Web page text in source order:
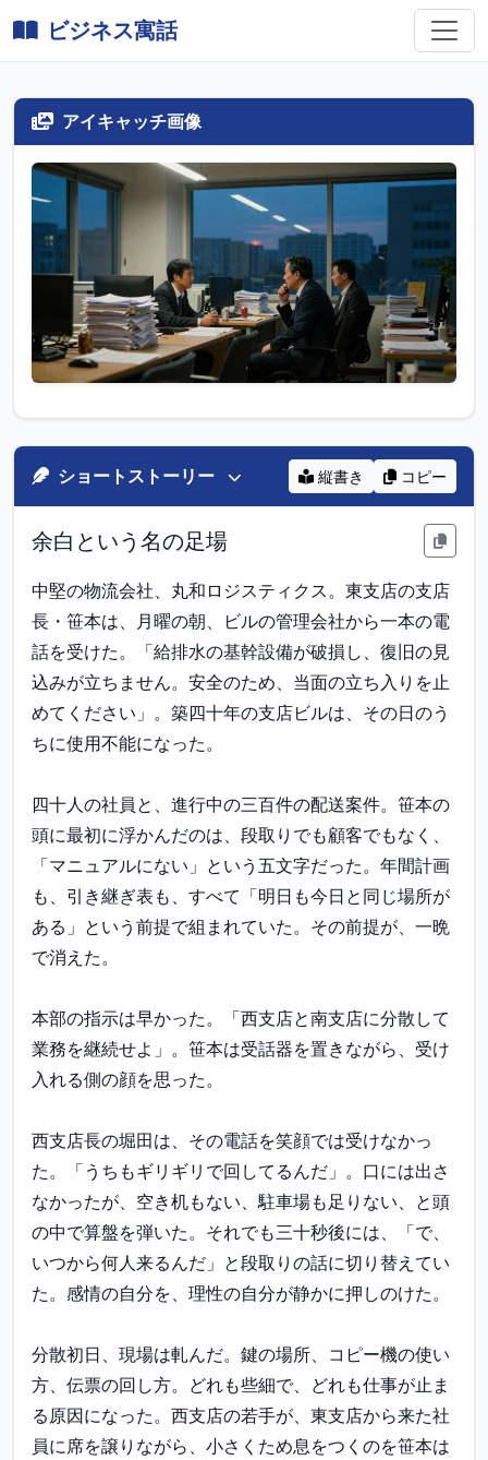
ビジネス寓話
アイキャッチ画像
ショートストーリー 縦書き コピー
余白という名の足場
中堅の物流会社、丸和ロジスティクス。東支店の支店
長・笹本は、月曜の朝、ビルの管理会社から一本の電
話を受けた。「給排水の基幹設備が破損し、復旧の見
込みが立ちません。安全のため、当面の立ち入りを止
めてください」。築四十年の支店ビルは、その日のう
ちに使用不能になった。
四十人の社員と、進行中の三百件の配送案件。笹本の
頭に最初に浮かんだのは、段取りでも顧客でもなく、
「マニュアルにない」という五文字だった。年間計画
も、引き継ぎ表も、すべて「明日も今日と同じ場所が
ある」という前提で組まれていた。その前提が、一晩
で消えた。
本部の指示は早かった。「西支店と南支店に分散して
業務を継続せよ」。笹本は受話器を置きながら、受け
入れる側の顔を思った。
西支店長の堀田は、その電話を笑顔では受けなかっ
た。「うちもギリギリで回してるんだ」。口には出さ
なかったが、空き机もない、駐車場も足りない、と頭
の中で算盤を弾いた。それでも三十秒後には、「で、
いつから何人来るんだ」と段取りの話に切り替えてい
た。感情の自分を、理性の自分が静かに押しのけた。
分散初日、現場は軋んだ。鍵の場所、コピー機の使い
方、伝票の回し方。どれも些細で、どれも仕事が止ま
る原因になった。西支店の若手が、東支店から来た社
員に席を譲りながら、小さくため息をつくのを笹本は